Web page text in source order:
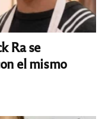
Ra se
el mismo